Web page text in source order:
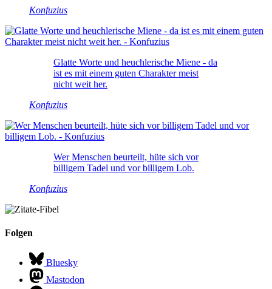
Konfuzius
Glatte Worte und heuchlerische Miene - da
ist es mit einem guten Charakter meist
nicht weit her.
Konfuzius
Wer Menschen beurteilt, hüte sich vor
billigem Tadel und vor billigem Lob.
Konfuzius
Folgen
Bluesky
Mastodon